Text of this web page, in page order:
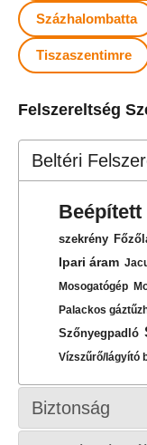
Százhalombatta
Tiszaszentimre
Felszereltség
Beltéri
szekrény
Ipari áram
Mosogatógép
Palackos
Szőnyegpadló
Vízszűrő/lágyító
Biztonság